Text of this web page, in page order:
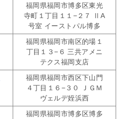
福岡県福岡市博多区東光
寺町１丁目１１−２７ ⅡA
号室 イーストパル博多
福岡県福岡市南区的場１
丁目１３−６ 三共アメニ
テクス福岡支店
福岡県福岡市西区下山門
４丁目１６−３０ ＪＧＭ
ヴェルデ姪浜西
福岡県福岡市博多区博多